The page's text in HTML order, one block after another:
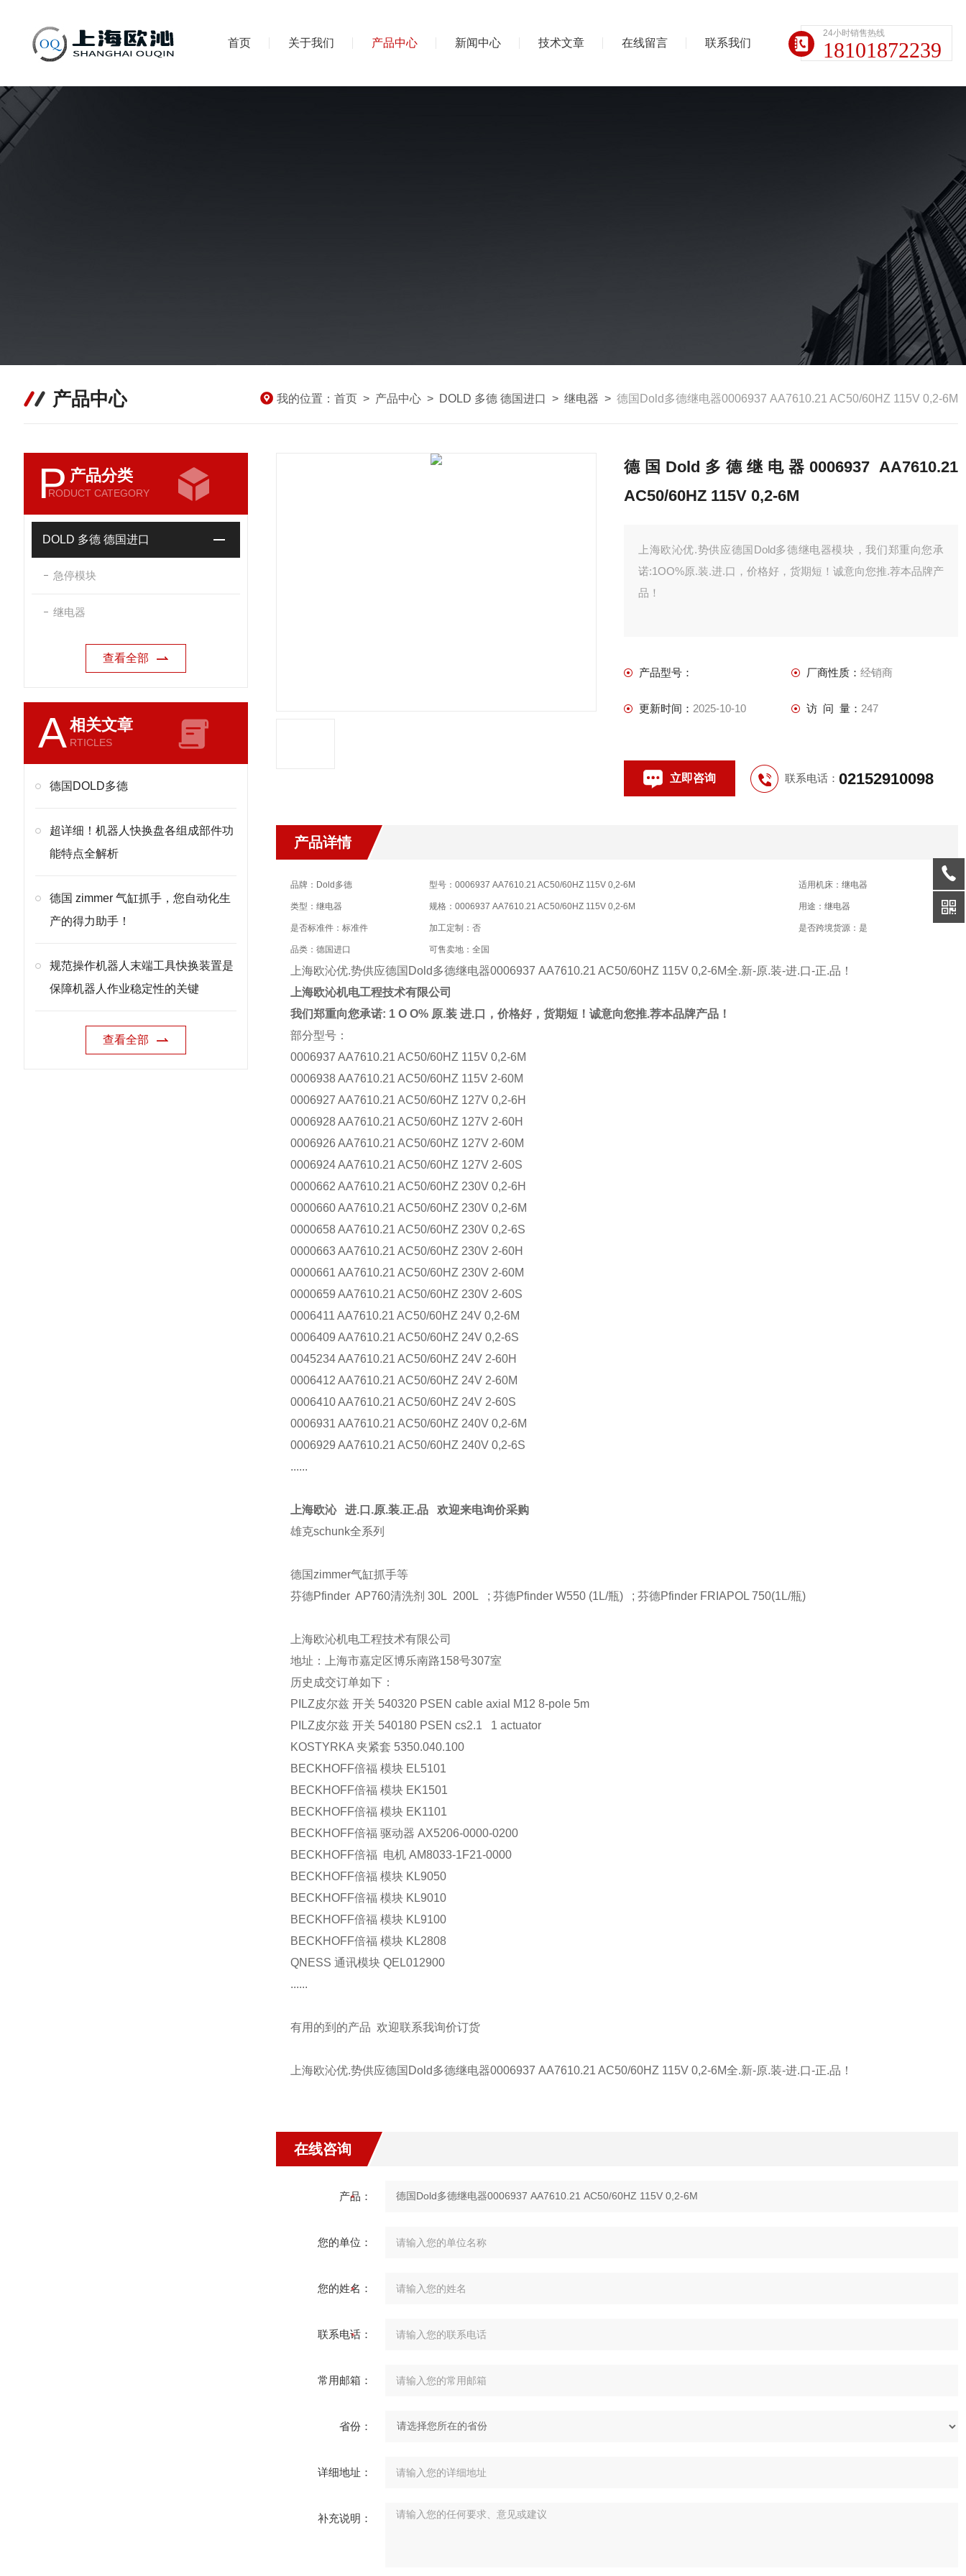
首页 关于我们 产品中心 新闻中心 技术文章 在线留言 联系我们
24小时销售热线
18101872239
产品中心 我的位置： 首页 > 产品中心 > DOLD 多德 德国进口 > 继电器 > 德国Dold多德继电器0006937 AA7610.21 AC50/60HZ 115V 0,2-6M
P 产品分类
RODUCT CATEGORY
DOLD 多德 德国进口
急停模块
继电器
查看全部
A相关文章
RTICLES
德国DOLD多德
超详细！机器人快换盘各组成部件功
能特点全解析
德国 zimmer 气缸抓手，您自动化生
产的得力助手！
规范操作机器人末端工具快换装置是
保障机器人作业稳定性的关键
查看全部
德国Dold多德继电器0006937 AA7610.21
AC50/60HZ 115V 0,2-6M
上海欧沁优.势供应德国Dold多德继电器模块，我们郑重向您承
诺:1OO%原.装.进.口，价格好，货期短！诚意向您推.荐本品牌产
品！
产品型号： 厂商性质： 经销商
更新时间： 2025-10-10 访 问 量： 247
立即咨询 联系电话： 02152910098
产品详情
品牌：Dold多德 型号：0006937 AA7610.21 AC50/60HZ 115V 0,2-6M 适用机床：继电器
类型：继电器 规格：0006937 AA7610.21 AC50/60HZ 115V 0,2-6M 用途：继电器
是否标准件：标准件 加工定制：否 是否跨境货源：是
品类：德国进口 可售卖地：全国
上海欧沁优.势供应德国Dold多德继电器0006937 AA7610.21 AC50/60HZ 115V 0,2-6M全.新-原.装-进.口-正.品！
上海欧沁机电工程技术有限公司
我们郑重向您承诺: 1 O O% 原.装 进.口，价格好，货期短！诚意向您推.荐本品牌产品！
部分型号：
0006937 AA7610.21 AC50/60HZ 115V 0,2-6M
0006938 AA7610.21 AC50/60HZ 115V 2-60M
0006927 AA7610.21 AC50/60HZ 127V 0,2-6H
0006928 AA7610.21 AC50/60HZ 127V 2-60H
0006926 AA7610.21 AC50/60HZ 127V 2-60M
0006924 AA7610.21 AC50/60HZ 127V 2-60S
0000662 AA7610.21 AC50/60HZ 230V 0,2-6H
0000660 AA7610.21 AC50/60HZ 230V 0,2-6M
0000658 AA7610.21 AC50/60HZ 230V 0,2-6S
0000663 AA7610.21 AC50/60HZ 230V 2-60H
0000661 AA7610.21 AC50/60HZ 230V 2-60M
0000659 AA7610.21 AC50/60HZ 230V 2-60S
0006411 AA7610.21 AC50/60HZ 24V 0,2-6M
0006409 AA7610.21 AC50/60HZ 24V 0,2-6S
0045234 AA7610.21 AC50/60HZ 24V 2-60H
0006412 AA7610.21 AC50/60HZ 24V 2-60M
0006410 AA7610.21 AC50/60HZ 24V 2-60S
0006931 AA7610.21 AC50/60HZ 240V 0,2-6M
0006929 AA7610.21 AC50/60HZ 240V 0,2-6S
......
上海欧沁 进.口.原.装.正.品 欢迎来电询价采购
雄克schunk全系列
德国zimmer气缸抓手等
芬德Pfinder AP760清洗剂 30L 200L ; 芬德Pfinder W550 (1L/瓶) ; 芬德Pfinder FRIAPOL 750(1L/瓶)
上海欧沁机电工程技术有限公司
地址：上海市嘉定区博乐南路158号307室
历史成交订单如下：
PILZ皮尔兹 开关 540320 PSEN cable axial M12 8-pole 5m
PILZ皮尔兹 开关 540180 PSEN cs2.1 1 actuator
KOSTYRKA 夹紧套 5350.040.100
BECKHOFF倍福 模块 EL5101
BECKHOFF倍福 模块 EK1501
BECKHOFF倍福 模块 EK1101
BECKHOFF倍福 驱动器 AX5206-0000-0200
BECKHOFF倍福 电机 AM8033-1F21-0000
BECKHOFF倍福 模块 KL9050
BECKHOFF倍福 模块 KL9010
BECKHOFF倍福 模块 KL9100
BECKHOFF倍福 模块 KL2808
QNESS 通讯模块 QEL012900
......
有用的到的产品 欢迎联系我询价订货
上海欧沁优.势供应德国Dold多德继电器0006937 AA7610.21 AC50/60HZ 115V 0,2-6M全.新-原.装-进.口-正.品！
在线咨询
产品：
您的单位：
您的姓名：
联系电话：
常用邮箱：
省份：
详细地址：
补充说明：